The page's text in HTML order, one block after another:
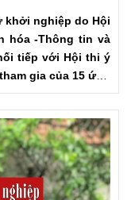
khởi nghiệp do Hội
hóa -Thông tin và
tiếp với Hội thi ý
gia của 15 ứng
vào vòng chung